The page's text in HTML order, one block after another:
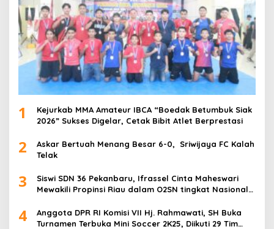
1
Kejurkab MMA Amateur IBCA “Boedak Betumbuk Siak
2026” Sukses Digelar, Cetak Bibit Atlet Berprestasi
2
Askar Bertuah Menang Besar 6-0, Sriwijaya FC Kalah
Telak
3
Siswi SDN 36 Pekanbaru, Ifrassel Cinta Maheswari
Mewakili Propinsi Riau dalam O2SN tingkat Nasional
4
Anggota DPR RI Komisi VII Hj. Rahmawati, SH Buka
Turnamen Terbuka Mini Soccer 2K25, Diikuti 29 Tim